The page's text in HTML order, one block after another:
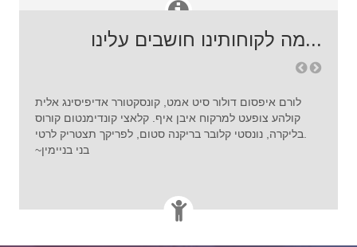
מה לקוחותינו חושבים עלינו...
לורם איפסום דולור סיט אמט, קונסקטורר אדיפיסינג אלית
קולהע צופעט למרקוח איבן איף. קלאצי קונדימנטום קורוס
בליקרה, נונסטי קלובר בריקנה סטום, לפריקך תצטריק לרטי.
~בני בניימין